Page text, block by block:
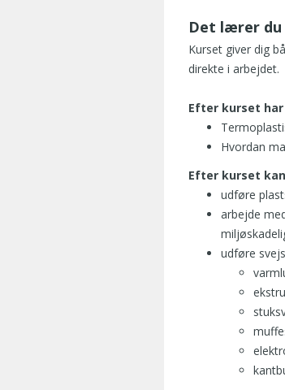
Det lærer du
Kurset giver dig
direkte i arbejdet.
Efter kurset har
Hvordan
Efter kurset
udføre
arbejde
udføre